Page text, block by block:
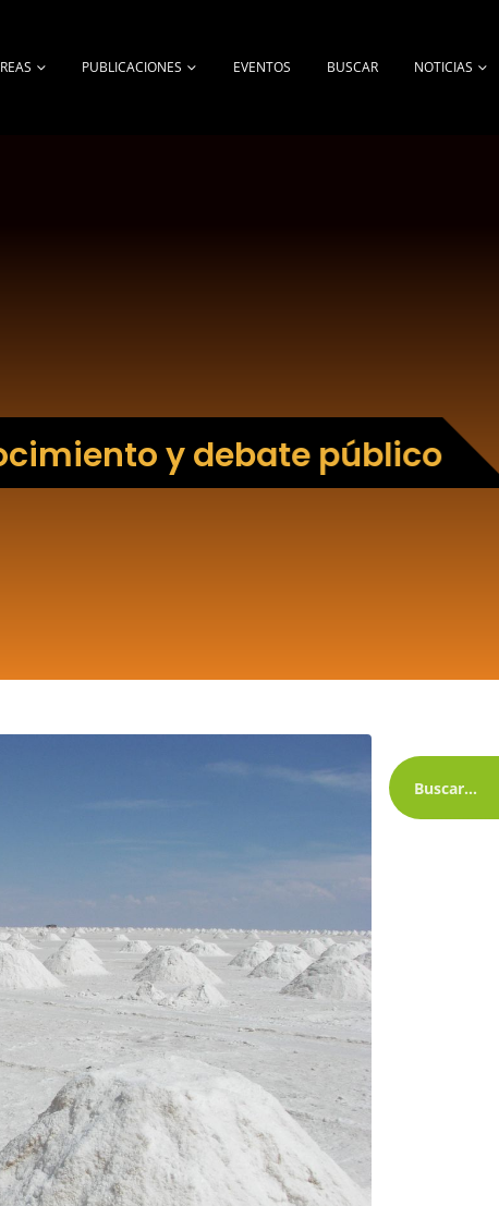
PUBLICACIONES EVENTOS BUSCAR NOTICIAS
y debate público